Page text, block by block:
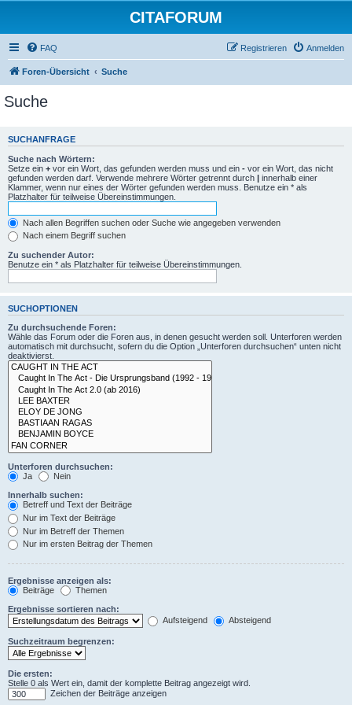
CITAFORUM
FAQ Anmelden
Registrieren
Foren-Übersicht Suche
Suche
SUCHANFRAGE
Suche nach Wörtern:
Setze ein + vor ein Wort, das gefunden werden muss und ein - vor ein Wort, das nicht
gefunden werden darf. Verwende mehrere Wörter getrennt durch | innerhalb einer
Klammer, wenn nur eines der Wörter gefunden werden muss. Benutze ein * als
Platzhalter für teilweise Übereinstimmungen.
Nach allen Begriffen suchen oder Suche wie angegeben verwenden
Nach einem Begriff suchen
Zu suchender Autor:
Benutze ein * als Platzhalter für teilweise Übereinstimmungen.
SUCHOPTIONEN
Zu durchsuchende Foren:
Wähle das Forum oder die Foren aus, in denen gesucht werden soll. Unterforen werden
automatisch mit durchsucht, sofern du die Option „Unterforen durchsuchen“ unten nicht
deaktivierst.
Unterforen durchsuchen:
Ja
Nein
Innerhalb suchen:
Betreff und Text der Beiträge
Nur im Text der Beiträge
Nur im Betreff der Themen
Nur im ersten Beitrag der Themen
Ergebnisse anzeigen als:
Beiträge
Themen
Ergebnisse sortieren nach:
Aufsteigend
Absteigend
Suchzeitraum begrenzen:
Die ersten:
Stelle 0 als Wert ein, damit der komplette Beitrag angezeigt wird.
Zeichen der Beiträge anzeigen